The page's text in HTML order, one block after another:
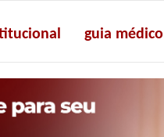
guia médico